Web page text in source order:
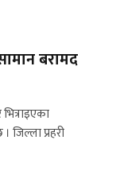
बरामद
जिल्ला प्रहरी